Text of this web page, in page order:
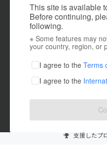
人
This site is available
Before continuing,
following.
※ Some features may
your country, region, or
I agree to the Terms
I agree to the
支援したプ